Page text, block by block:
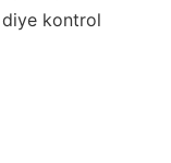
diye kontrol